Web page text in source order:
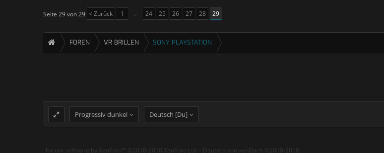
Seite 29 von 29 < Zurück 1 ← 24 25 26 27 28 29
FOREN VR BRILLEN SONY PLAYSTATION
Progressiv dunkel Deutsch [Du]
Forum software by XenForo™ ©2010-2016 XenForo Ltd. - Deutsch von xenDach ©2010-2016